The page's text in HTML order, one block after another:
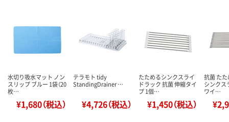
水切り吸水マット ノン
スリップ ブルー 1袋（20
枚…
¥1,680（税込）
テラモト tidy
StandingDrainer …
¥4,726（税込）
たためるシンクスライ
ドラック 抗菌 伸縮タイ
プ 1個…
¥1,450（税込）
抗菌 た
シンクス
ワイ…